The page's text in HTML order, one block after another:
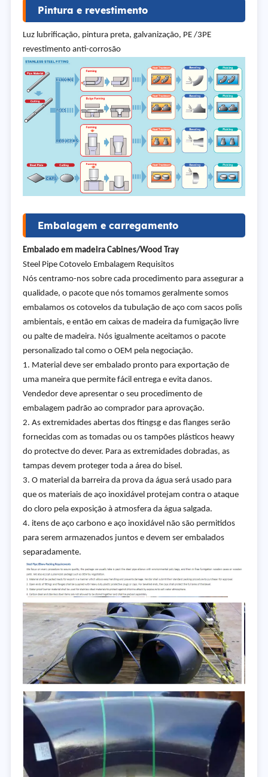
Pintura e revestimento
Luz lubrificação, pintura preta, galvanização, PE /3PE
revestimento anti-corrosão
Embalagem e carregamento
Embalado em madeira Cabines/Wood Tray
Steel Pipe Cotovelo Embalagem Requisitos
Nós centramo-nos sobre cada procedimento para assegurar a
qualidade, o pacote que nós tomamos geralmente somos
embalamos os cotovelos da tubulação de aço com sacos polis
ambientais, e então em caixas de madeira da fumigação livre
ou palte de madeira. Nós igualmente aceitamos o pacote
personalizado tal como o OEM pela negociação.
1. Material deve ser embalado pronto para exportação de
uma maneira que permite fácil entrega e evita danos.
Vendedor deve apresentar o seu procedimento de
embalagem padrão ao comprador para aprovação.
2. As extremidades abertas dos ftingsg e das flanges serão
fornecidas com as tomadas ou os tampões plásticos heawy
do protectve do dever. Para as extremidades dobradas, as
tampas devem proteger toda a área do bisel.
3. O material da barreira da prova da água será usado para
que os materiais de aço inoxidável protejam contra o ataque
do cloro pela exposição à atmosfera da água salgada.
4. itens de aço carbono e aço inoxidável não são permitidos
para serem armazenados juntos e devem ser embalados
separadamente.